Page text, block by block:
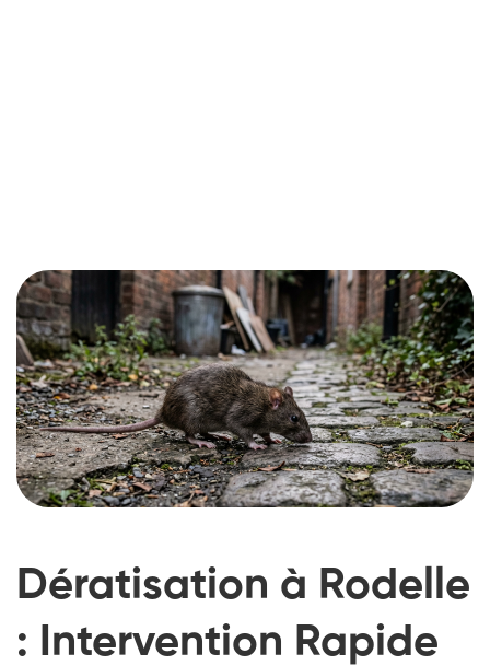
Dératisation à Rodelle
: Intervention Rapide